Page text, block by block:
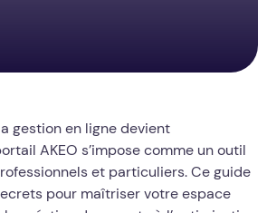
gestion en ligne devient
AKEO s’impose comme un outil
et particuliers. Ce guide
pour maîtriser votre espace